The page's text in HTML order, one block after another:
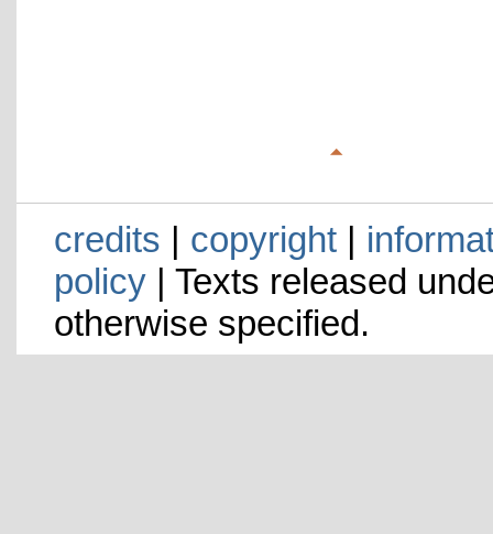
credits | copyright|
policy| Texts released
otherwise specified.